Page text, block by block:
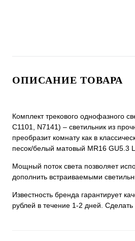
ОПИСАНИЕ ТОВАРА
Комплект трекового однофазного
C1101, N7141) – светильник из
преобразит комнату как в
песок/белый матовый MR16 GU5.3
Мощный поток света позволяет
дополнить встраиваемыми
Известность бренда гарантирует
рублей в течение 1-2 дней. Сделать